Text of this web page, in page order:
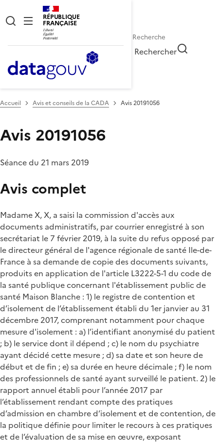
RÉPUBLIQUE
FRANÇAISE
Rechercher
Accueil Avis et conseils de la CADA Avis 20191056
Avis 20191056
Séance du 21 mars 2019
Avis complet
Madame X, X, a saisi la commission d'accès aux
documents administratifs, par courrier enregistré à son
secrétariat le 7 février 2019, à la suite du refus opposé par
le directeur général de l'agence régionale de santé Ile-de-
France à sa demande de copie des documents suivants,
produits en application de l'article L3222-5-1 du code de
la santé publique concernant l'établissement public de
santé Maison Blanche : 1) le registre de contention et
d’isolement de l’établissement établi du 1er janvier au 31
décembre 2017, comprenant notamment pour chaque
mesure d'isolement : a) l’identifiant anonymisé du patient
; b) le service dont il dépend ; c) le nom du psychiatre
ayant décidé cette mesure ; d) sa date et son heure de
début et de fin ; e) sa durée en heure décimale ; f) le nom
des professionnels de santé ayant surveillé le patient. 2) le
rapport annuel établi pour l’année 2017 par
l’établissement rendant compte des pratiques
d’admission en chambre d’isolement et de contention, de
la politique définie pour limiter le recours à ces pratiques
et de l’évaluation de sa mise en œuvre, exposant